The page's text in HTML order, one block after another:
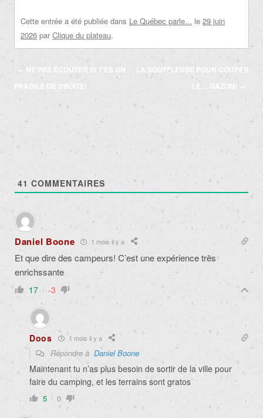
Cette entrée a été publiée dans Le Québec parle... le 29 juin
2026 par Clique du plateau.
Navigation
des
articles
← NE PAS ÉCOUTER SI T’ES UN
FRAGILE DE DROITE!
LA SOUFFLEUSE POUR COUPER
LE… GAZON!
→
41 COMMENTAIRES
Daniel Boone 1 mois il y a
Et que dire des campeurs! C’est une expérience très
enrichssante
17 -3
Doos 1 mois il y a
Répondre à Daniel Boone
Maintenant tu n’as plus besoin de sortir de la ville pour
faire du camping, et les terrains sont gratos
5 0